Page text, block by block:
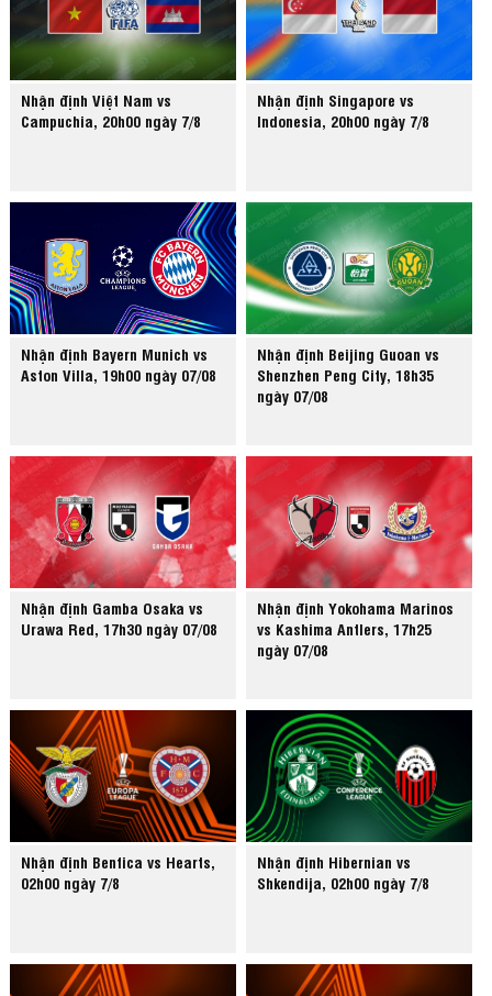
Nhận định Việt Nam vs
Campuchia, 20h00 ngày 7/8
Nhận định Singapore vs
Indonesia, 20h00 ngày 7/8
Nhận định Bayern Munich vs
Aston Villa, 19h00 ngày 07/08
Nhận định Beijing Guoan vs
Shenzhen Peng City, 18h35
ngày 07/08
Nhận định Gamba Osaka vs
Urawa Red, 17h30 ngày 07/08
Nhận định Yokohama Marinos
vs Kashima Antlers, 17h25
ngày 07/08
Nhận định Benfica vs Hearts,
02h00 ngày 7/8
Nhận định Hibernian vs
Shkendija, 02h00 ngày 7/8